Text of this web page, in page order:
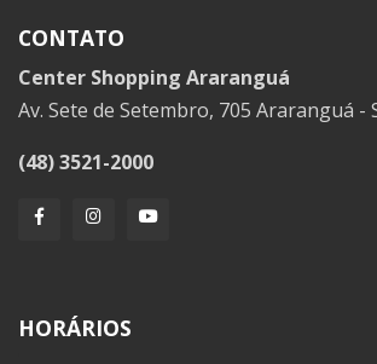
CONTATO
Center Shopping Araranguá
Av. Sete de Setembro, 705 Araranguá -
(48) 3521-2000
HORÁRIOS